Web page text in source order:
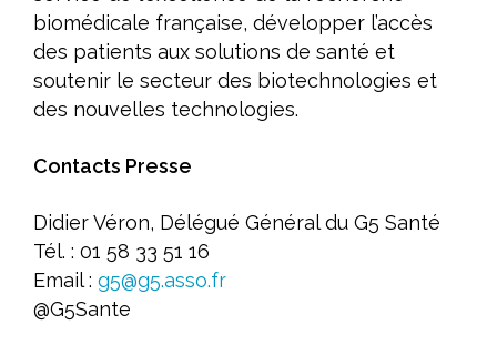
biomédicale française, développer l’accès
des patients aux solutions de santé et
soutenir le secteur des biotechnologies et
des nouvelles technologies.
Contacts Presse
Didier Véron, Délégué Général du G5 Santé
Tél. : 01 58 33 51 16
Email : g5@g5.asso.fr
@G5Sante